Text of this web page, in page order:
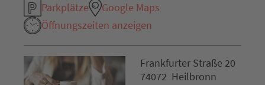
Parkplätze
Google Maps
Öffnungszeiten anzeigen
Frankfurter Straße 20
74072 Heilbronn